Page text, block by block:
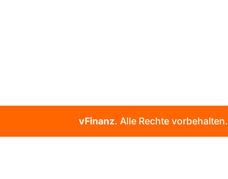
vFinanz. Alle Rechte vorbehalten.